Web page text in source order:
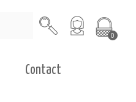
0
Contact